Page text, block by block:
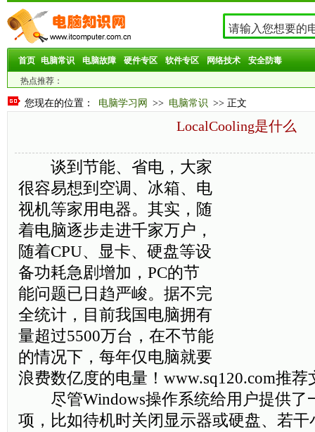
首页 电脑常识 电脑故障 硬件专区 软件专区 网络技术 安全防毒
热点推荐：
您现在的位置： 电脑学习网 >> 电脑常识 >> 正文
LocalCooling是什么
谈到节能、省电，大家
很容易想到空调、冰箱、电
视机等家用电器。其实，随
着电脑逐步走进千家万户，
随着CPU、显卡、硬盘等设
备功耗急剧增加，PC的节
能问题已日趋严峻。据不完
全统计，目前我国电脑拥有
量超过5500万台，在不节能
的情况下，每年仅电脑就要
浪费数亿度的电量！www.sq120.com推荐
尽管Windows操作系统给用户提供了
项，比如待机时关闭显示器或硬盘、若